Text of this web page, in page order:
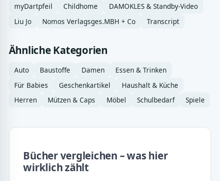
myDartpfeil
Childhome
DAMOKLES & Standby-Video
Liu Jo
Nomos Verlagsges.MBH + Co Transcript
Ähnliche Kategorien
Auto Baustoffe Damen
Essen & Trinken
Für Babies
Geschenkartikel
Haushalt & Küche
Herren
Mützen & Caps Möbel Schulbedarf Spiele
Bücher vergleichen – was hier
wirklich zählt